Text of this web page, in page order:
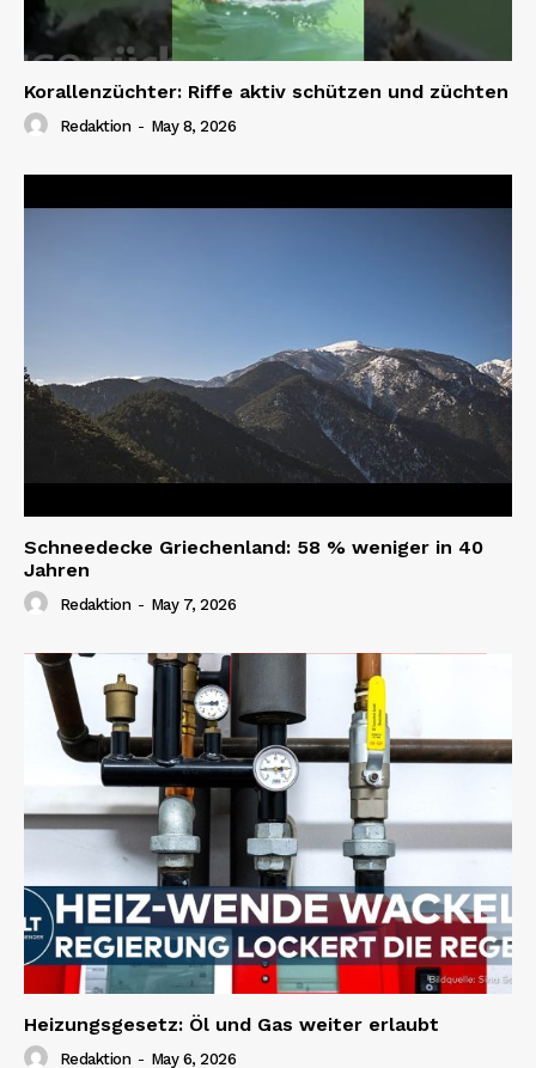
Korallenzüchter: Riffe aktiv schützen und züchten
Redaktion - May 8, 2026
Schneedecke Griechenland: 58 % weniger in 40
Jahren
Redaktion - May 7, 2026
Heizungsgesetz: Öl und Gas weiter erlaubt
Redaktion - May 6, 2026